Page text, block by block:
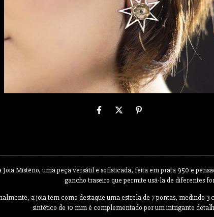
Joia Mistério, uma peça versátil e sofisticada, feita em prata 950 e
gancho traseiro que permite usá-la de diferentes
a joia tem como destaque uma estrela de 7 pontas, medindo
sintético de 10 mm é complementado por um intrigante